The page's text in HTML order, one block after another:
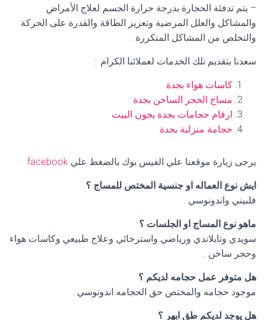
– يتم تدفئة الحجارة بدرجة حرارة الجسم لعلاج الأمراض
والمشاكل والعلل المرضية وتعزيز الطاقة والقدرة على الحركة
والتخلص من المشاكل المتكررة.
سعدنا بتقديم تلك الخدمات لعملائنا الكرام :
كاسات هواء بجدة
مساج الحجر الساخن بجدة
ارقام حجامات بجدة يجون البيت
حجامة منزلية بجدة
يرجى زيارة موقعنا علي الفيس بوك بالضغط علي facebook
ايش نوع العماله او جنسية المختص للمساج ؟
فلبيني واندونوسي .
ماهو نوع المساج او الجلسات ؟
سويدي وتايلاندي ورياضي واسترخائي وعلاج طبيعي وكاسات هواء
وحجر ساخن .
هل متوفر عمل حجامه لديكم ؟
موجود حجامه والمختص حق الحجامه اندونوسي .
هل يوجد لديكم طق ابهر ؟